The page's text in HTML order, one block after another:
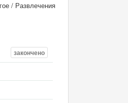
/ Развлечения
закончено